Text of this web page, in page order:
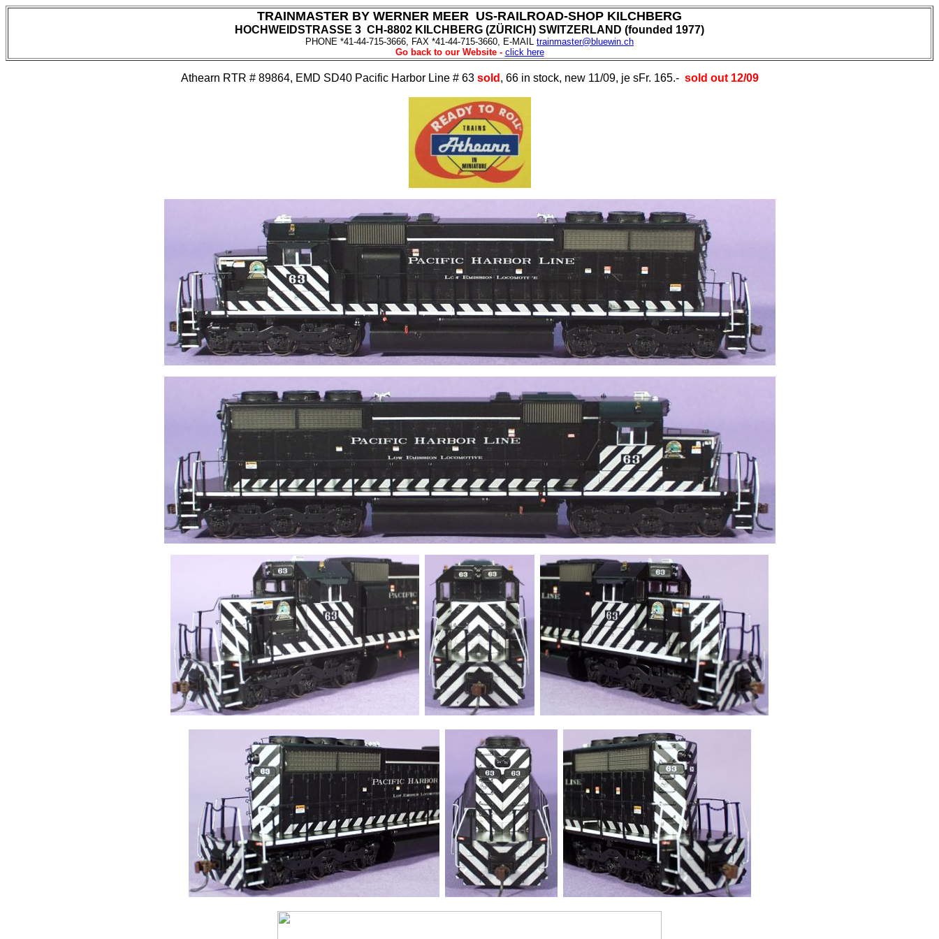
TRAINMASTER BY WERNER MEER US-RAILROAD-SHOP KILCHBERG
HOCHWEIDSTRASSE 3 CH-8802 KILCHBERG (ZÜRICH) SWITZERLAND (founded 1977)
PHONE *41-44-715-3666, FAX *41-44-715-3660, E-MAIL trainmaster@bluewin.ch
Go back to our Website - click here
Athearn RTR # 89864, EMD SD40 Pacific Harbor Line # 63 sold , 66 in stock, new 11/09, je sFr. 165.- sold out 12/09